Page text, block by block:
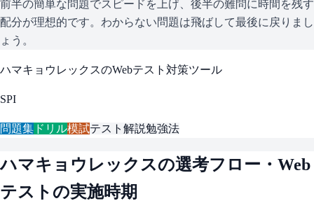
前半の簡単な問題でスピードを上げ、後半の難問に時間を残す
配分が理想的です。わからない問題は飛ばして最後に戻りまし
ょう。
ハマキョウレックスのWebテスト対策ツール
SPI
問題集 ドリル模試テスト解説勉強法
ハマキョウレックスの選考フロー・Web
テストの実施時期